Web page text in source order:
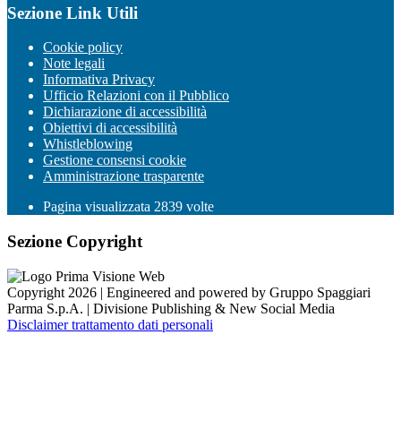
Sezione Link Utili
Cookie policy
Note legali
Informativa Privacy
Ufficio Relazioni con il Pubblico
Dichiarazione di accessibilità
Obiettivi di accessibilità
Whistleblowing
Gestione consensi cookie
Amministrazione trasparente
Pagina visualizzata 2839 volte
Sezione Copyright
Copyright 2026 | Engineered and powered by Gruppo Spaggiari
Parma S.p.A. | Divisione Publishing & New Social Media
Disclaimer trattamento dati personali